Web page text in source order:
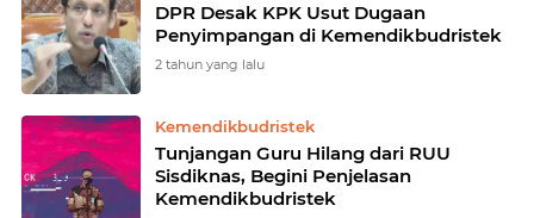
DPR Desak KPK Usut Dugaan
Penyimpangan di Kemendikbudristek
2 tahun yang lalu
Kemendikbudristek
Tunjangan Guru Hilang dari RUU
Sisdiknas, Begini Penjelasan
Kemendikbudristek